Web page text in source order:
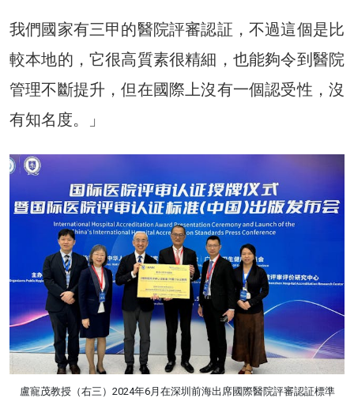
我們國家有三甲的醫院評審認証，不過這個是比
較本地的，它很高質素很精細，也能夠令到醫院
管理不斷提升，但在國際上沒有一個認受性，沒
有知名度。」
盧寵茂教授（右三）2024年6月在深圳前海出席國際醫院評審認証標準